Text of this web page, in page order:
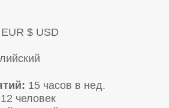
$ USD
15 часов в нед.
12 человек